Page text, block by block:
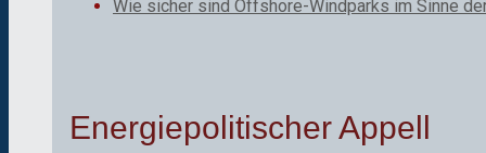
Wie sicher sind Offshore-Windparks im Sinne
Energiepolitischer Appell